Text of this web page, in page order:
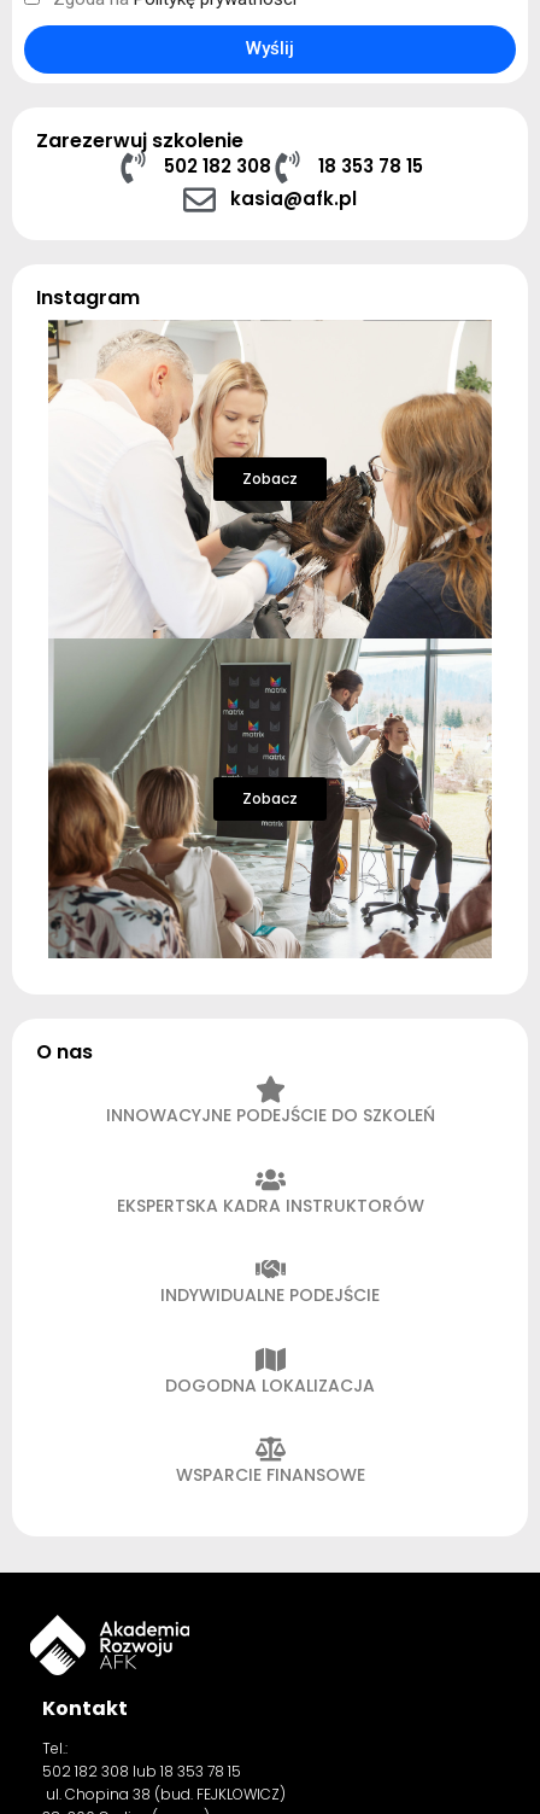
Wyślij
Zarezerwuj szkolenie
502 182 308
18 353 78 15
kasia@afk.pl
Instagram
Zobacz
Zobacz
O nas
INNOWACYJNE PODEJŚCIE DO SZKOLEŃ
EKSPERTSKA KADRA INSTRUKTORÓW
INDYWIDUALNE PODEJŚCIE
DOGODNA LOKALIZACJA
WSPARCIE FINANSOWE
Kontakt
Tel.:
502 182 308 lub 18 353 78 15
ul. Chopina 38 (bud. FEJKLOWICZ)